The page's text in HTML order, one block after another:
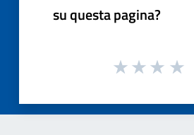
su questa pagina?